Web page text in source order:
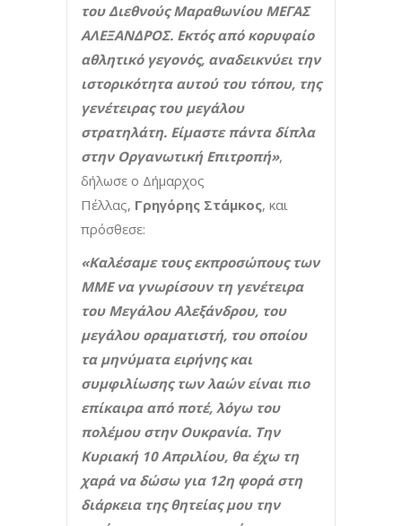
του Διεθνούς Μαραθωνίου ΜΕΓΑΣ
ΑΛΕΞΑΝΔΡΟΣ. Εκτός από κορυφαίο
αθλητικό γεγονός, αναδεικνύει την
ιστορικότητα αυτού του τόπου, της
γενέτειρας του μεγάλου
στρατηλάτη. Είμαστε πάντα δίπλα
στην Οργανωτική Επιτροπή»,
δήλωσε ο Δήμαρχος
Πέλλας, Γρηγόρης Στάμκος, και
πρόσθεσε:
«Καλέσαμε τους εκπροσώπους των
ΜΜΕ να γνωρίσουν τη γενέτειρα
του Μεγάλου Αλεξάνδρου, του
μεγάλου οραματιστή, του οποίου
τα μηνύματα ειρήνης και
συμφιλίωσης των λαών είναι πιο
επίκαιρα από ποτέ, λόγω του
πολέμου στην Ουκρανία. Την
Κυριακή 10 Απριλίου, θα έχω τη
χαρά να δώσω για 12η φορά στη
διάρκεια της θητείας μου την